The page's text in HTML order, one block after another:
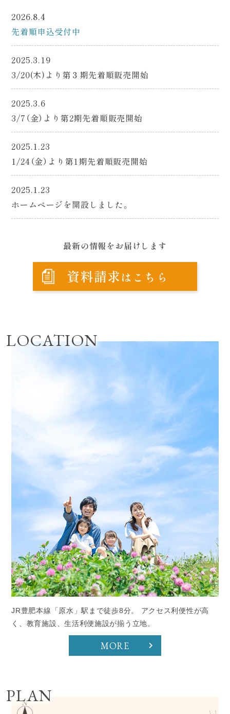
2026.8.4
先着順申込受付中
2025.3.19
3/20(木)より第３期先着順販売開始
2025.3.6
3/7（金）より第2期先着順販売開始
2025.1.23
1/24（金）より第1期先着順販売開始
2025.1.23
ホームページを開設しました。
最新の情報をお届けします
資料請求はこちら
LOCATION
JR豊肥本線「原水」駅まで徒歩8分。 アクセス利便性が高
く、教育施設、生活利便施設が揃う立地。
MORE
PLAN